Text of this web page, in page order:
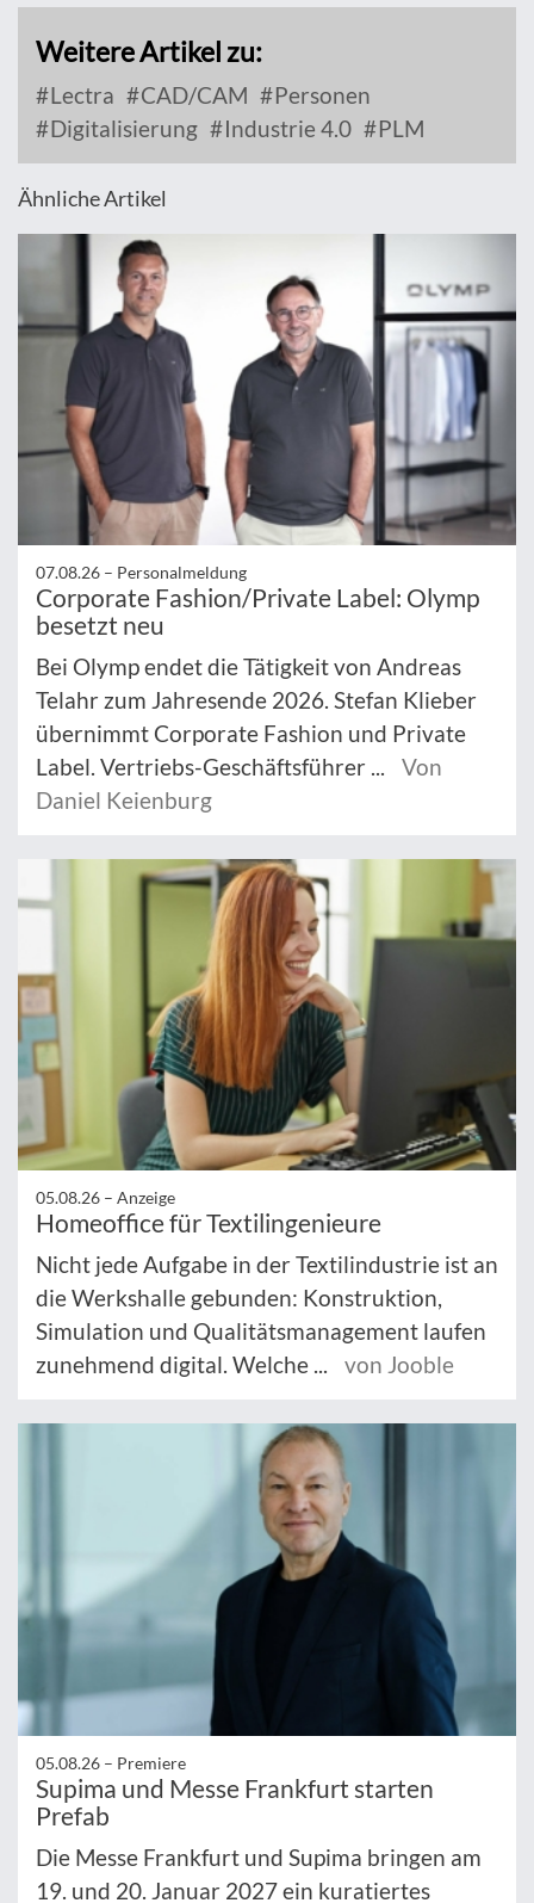
Weitere Artikel zu:
Lectra CAD/CAM
Personen
Digitalisierung
Industrie 4.0 PLM
Ähnliche Artikel
07.08.26 – Personalmeldung
Corporate Fashion/Private Label: Olymp
besetzt neu
Bei Olymp endet die Tätigkeit von Andreas
Telahr zum Jahresende 2026. Stefan Klieber
übernimmt Corporate Fashion und Private
Label. Vertriebs-Geschäftsführer ...
Von
Daniel Keienburg
05.08.26 – Anzeige
Homeoffice für Textilingenieure
Nicht jede Aufgabe in der Textilindustrie ist an
die Werkshalle gebunden: Konstruktion,
Simulation und Qualitätsmanagement laufen
zunehmend digital. Welche ...
von Jooble
05.08.26 – Premiere
Supima und Messe Frankfurt starten
Prefab
Die Messe Frankfurt und Supima bringen am
19. und 20. Januar 2027 ein kuratiertes